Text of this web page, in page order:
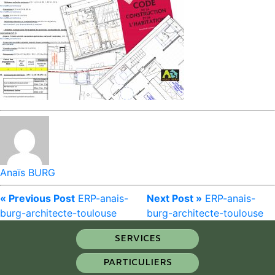
Anaïs BURG
« Previous Post ERP-anais-
burg-architecte-toulouse
Next Post » ERP-anais-
burg-architecte-toulouse
SERVICES
PARTICULIERS